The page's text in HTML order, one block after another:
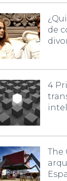
de
4
The